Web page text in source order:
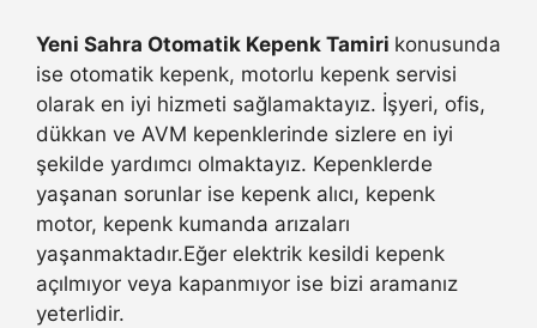
Yeni Sahra Otomatik Kepenk Tamiri konusunda
ise otomatik kepenk, motorlu kepenk servisi
olarak en iyi hizmeti sağlamaktayız. İşyeri, ofis,
dükkan ve AVM kepenklerinde sizlere en iyi
şekilde yardımcı olmaktayız. Kepenklerde
yaşanan sorunlar ise kepenk alıcı, kepenk
motor, kepenk kumanda arızaları
yaşanmaktadır.Eğer elektrik kesildi kepenk
açılmıyor veya kapanmıyor ise bizi aramanız
yeterlidir.